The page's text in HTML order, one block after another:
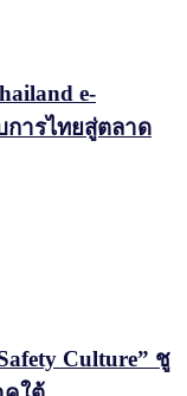
e-
การไทยสู่ตลาด
Culture” ชู